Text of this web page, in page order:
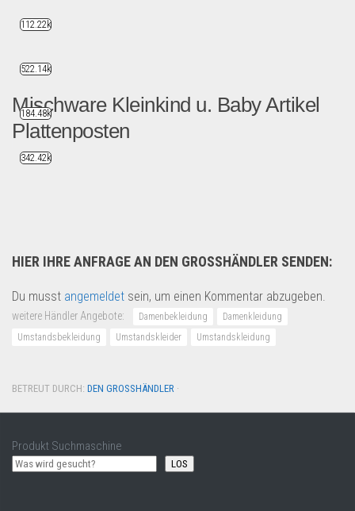
Mischware Kleinkind u. Baby Artikel
Plattenposten
Ganze 3 LKW Ladungen mit 4...
HIER IHRE ANFRAGE AN DEN GROSSHÄNDLER SENDEN:
Du musst angemeldet sein, um einen Kommentar abzugeben.
weitere Händler Angebote: Damenbekleidung
Damenkleidung
Umstandsbekleidung
Umstandskleider Umstandskleidung
BETREUT DURCH: DEN GROSSHÄNDLER ·
Produkt Suchmaschine
LOS
112.22k
522.14k
184.48k
342.42k